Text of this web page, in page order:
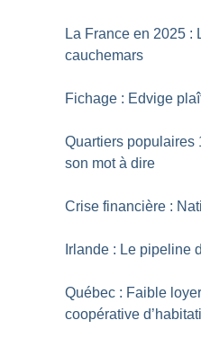
La France en 2025 :
cauchemars
Fichage : Edvige
Quartiers populaires
son mot à dire
Crise financière :
Irlande : Le pipeline
Québec : Faible
coopérative